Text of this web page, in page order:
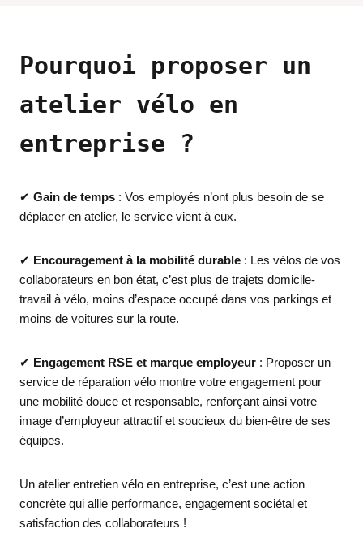
Pourquoi proposer un
atelier vélo en
entreprise ?
✔Gain de temps : Vos employés n’ont plus besoin de se
déplacer en atelier, le service vient à eux.
✔ Encouragement à la mobilité durable : Les vélos de vos
collaborateurs en bon état, c’est plus de trajets domicile-
travail à vélo, moins d’espace occupé dans vos parkings et
moins de voitures sur la route.
✔ Engagement RSE et marque employeur : Proposer un
service de réparation vélo montre votre engagement pour
une mobilité douce et responsable, renforçant ainsi votre
image d’employeur attractif et soucieux du bien-être de ses
équipes.
Un atelier entretien vélo en entreprise, c’est une action
concrète qui allie performance, engagement sociétal et
satisfaction des collaborateurs !